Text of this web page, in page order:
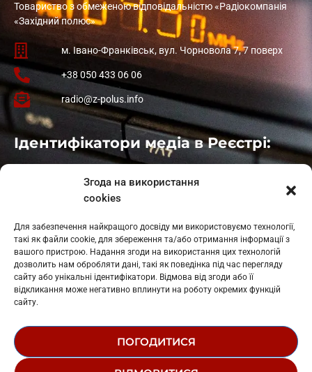
Згода на використання
cookies
Для забезпечення найкращого досвіду ми використовуємо технології,
такі як файли cookie, для збереження та/або отримання інформації з
вашого пристрою. Надання згоди на використання цих технологій
дозволить нам обробляти дані, такі як поведінка під час перегляду
сайту або унікальні ідентифікатори. Відмова від згоди або її
відкликання може негативно вплинути на роботу окремих функцій
сайту.
ПОГОДИТИСЯ
Товариство з обмеженою відповідальністю «Радіокомпанія
«Західний полюс»
м. Івано-Франківськ, вул. Чорновола 7, 7 поверх
+38 050 433 06 06
radio@z-polus.info
Ідентифікатори медіа в Реєстрі:
: L11-01410
: L11-01801
Косів: L11-01805
Гарасимів: L11-02274
© 1995-2026 РК «ЗАХІДНИЙ ПОЛЮС»